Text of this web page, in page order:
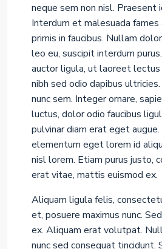
neque sem non nisl. Praesent
Interdum et malesuada fames
primis in faucibus. Nullam
leo eu, suscipit interdum
auctor ligula, ut laoreet
nibh sed odio dapibus
nunc sem. Integer ornare,
luctus, dolor odio faucibus
pulvinar diam erat eget augue.
elementum eget lorem id
nisl lorem. Etiam purus justo,
erat vitae, mattis euismod ex.
Aliquam ligula felis,
et, posuere maximus nunc.
ex. Aliquam erat volutpat.
nunc sed consequat tincidunt.